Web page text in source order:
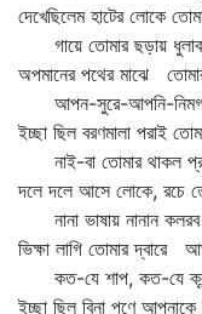
দেখেছিলেম হাটের লোকে
গায়ে তোমার ছড়ায়
অপমানের পথের মাঝে
আপন-সুরে-আপনি-
ইচ্ছা ছিল বরণমালা পরাই
নাই-বা তোমার থাকল
দলে দলে আসে লোকে, রচে
নানা ভাষায় নানান
ভিক্ষা লাগি তোমার দ্বারে
কত-যে শাপ, কত-যে
ইচ্ছা ছিল বিনা পণে আপনাকে